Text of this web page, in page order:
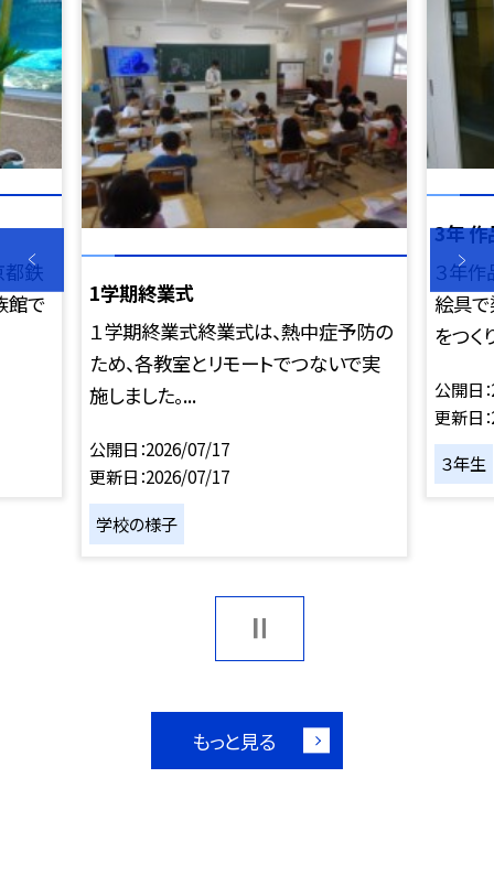
都鉄
館で
1学期終業式
１学期終業式終業式は、熱中症予防の
ため、各教室とリモートでつないで実
施しました。...
公開日 2026/07/17
更新日 2026/07/17
学校の様子
3年 作
３年作
絵具で
をつく
公開日
更新日
３年生
もっと見る